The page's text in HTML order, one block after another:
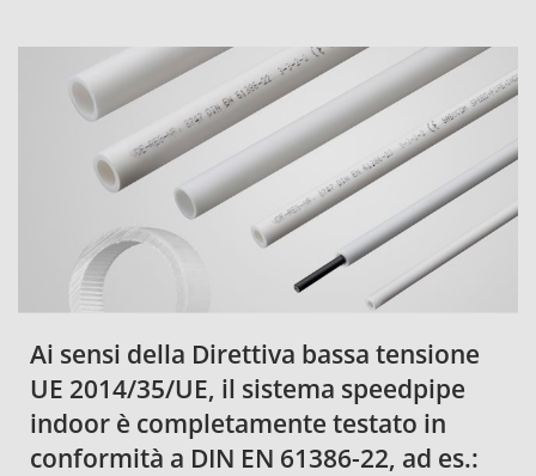
Ai sensi della Direttiva bassa tensione
UE 2014/35/UE, il sistema speedpipe
indoor è completamente testato in
conformità a DIN EN 61386-22, ad es.: